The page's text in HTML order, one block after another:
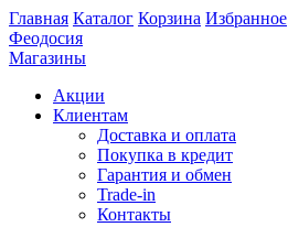
Главная Каталог Корзина Избранное
Феодосия
Магазины
Акции
Клиентам
Доставка и оплата
Покупка в кредит
Гарантия и обмен
Trade-in
Контакты